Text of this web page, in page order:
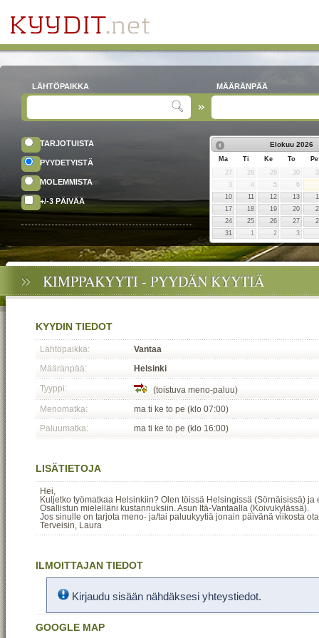
LÄHTÖPAIKKA MÄÄRÄNPÄÄ
TARJOTUISTA
PYYDETYISTÄ
MOLEMMISTA
+/-3 PÄIVÄÄ
Elokuu 2026
Ma Ti Ke To
Pe
27
28 29 30
3
4 5
6
10
11 12 13
17
18 19 20
24
25 26 27
31
1 2 3
KIMPPAKYYTI - PYYDÄN KYYTIÄ
KYYDIN TIEDOT
Lähtöpaikka:
Vantaa
Määränpää:
Helsinki
Tyyppi:
(toistuva meno-paluu)
Menomatka:
ma ti ke to pe (klo 07:00)
Paluumatka:
ma ti ke to pe (klo 16:00)
LISÄTIETOJA
Hei,
Kuljetko työmatkaa Helsinkiin? Olen töissä Helsingissä (Sörnäisissä) ja
Osallistun mielelläni kustannuksiin. Asun Itä-Vantaalla (Koivukylässä).
Jos sinulle on tarjota meno- ja/tai paluukyytiä jonain päivänä viikosta
Terveisin, Laura
ILMOITTAJAN TIEDOT
Kirjaudu sisään nähdäksesi yhteystiedot.
GOOGLE MAP